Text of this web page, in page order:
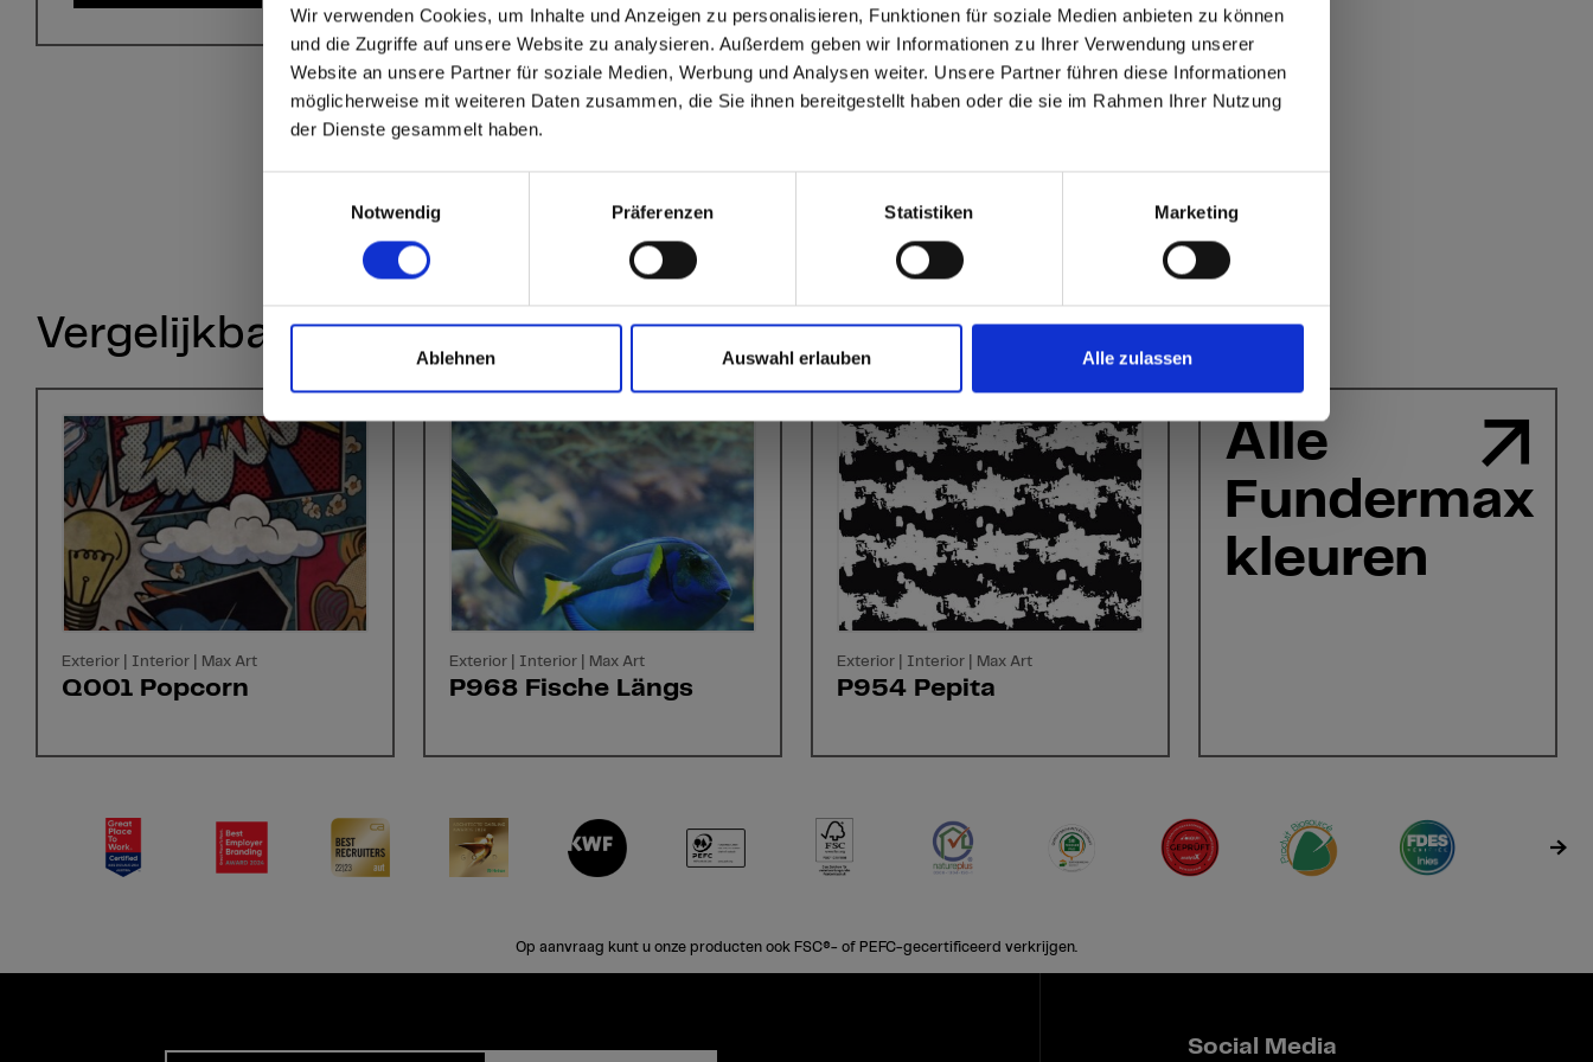
Wir verwenden Cookies, um Inhalte und Anzeigen zu personalisieren, Funktionen für soziale Medien anbieten zu können
und die Zugriffe auf unsere Website zu analysieren. Außerdem geben wir Informationen zu Ihrer Verwendung unserer
Website an unsere Partner für soziale Medien, Werbung und Analysen weiter. Unsere Partner führen diese Informationen
möglicherweise mit weiteren Daten zusammen, die Sie ihnen bereitgestellt haben oder die sie im Rahmen Ihrer Nutzung
der Dienste gesammelt haben.
Notwendig
Präferenzen Statistiken Marketing
Ablehnen Auswahl erlauben Alle zulassen
Staten?
Go to the Fundermax North America website directly from here or discover what Fundermax offers in Europe
and the rest of the world!
Click here to go to the Fundermax North America Website Europe / Rest of the World
Vergelijkbare kleuren
Exterior | Interior | Max Art
Q001 Popcorn
Exterior | Interior | Max Art
P968 Fische Längs
Exterior | Interior | Max Art
P954 Pepita
Alle
Fundermax
kleuren
Op aanvraag kunt u onze producten ook FSC®- of PEFC-gecertificeerd verkrijgen.
Social Media